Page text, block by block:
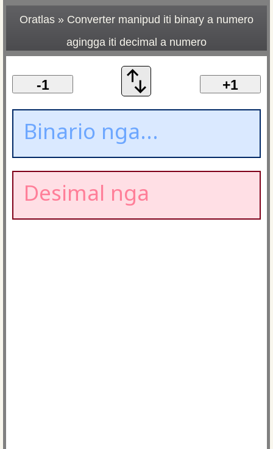
Oratlas » Converter manipud iti binary a numero
agingga iti decimal a numero
-1 +1